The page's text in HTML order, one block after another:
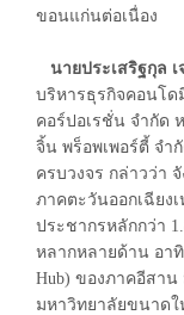
ขอนแก่นต่อเนื่อง
นายประเสริฐกุล
บริหารธุรกิจคอนโด
คอร์ปอเรชั่น จำกัด
จิ้น พร็อพเพอร์ตี้ จ
ครบวงจร กล่าวว่า
ภาคตะวันออกเฉียง
ประชากรหลักกว่า
หลากหลายด้าน อาทิ
Hub) ของภาคอีสา
มหาวิทยาลัยขนาดใ